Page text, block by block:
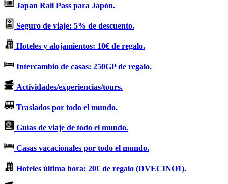
Japan Rail Pass para Japón.
Seguro de viaje: 5% de descuento.
Hoteles y alojamientos: 10€ de regalo.
Intercambio de casas: 250GP de regalo.
Actividades/experiencias/tours.
Traslados por todo el mundo.
Guías de viaje de todo el mundo.
Casas vacacionales por todo el mundo.
Hoteles última hora: 20€ de regalo (DVECINO1).